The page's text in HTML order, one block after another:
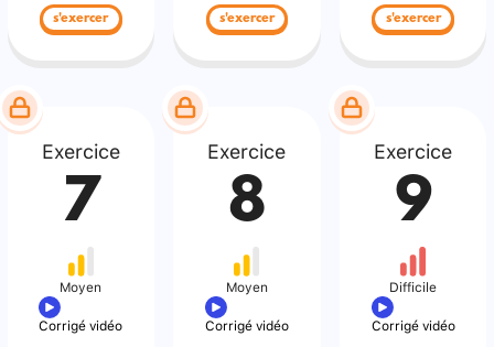
s'exercer s'exercer s'exercer
Exercice
7
Moyen
Corrigé vidéo
Exercice
8
Moyen
Corrigé vidéo
Exercice
9
Difficile
Corrigé vidéo